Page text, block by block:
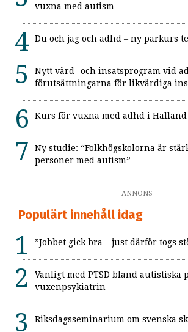
vuxna med autism
Du och jag och adhd – ny parkurs
Nytt vård- och insatsprogram vid
förutsättningarna för likvärdiga
Kurs för vuxna med adhd i Halland
Ny studie: “Folkhögskolorna är
personer med autism”
ANNONS
Populärt innehåll idag
”Jobbet gick bra – just därför togs
Vanligt med PTSD bland autistiska
vuxenpsykiatrin
Riksdagsseminarium om svenska